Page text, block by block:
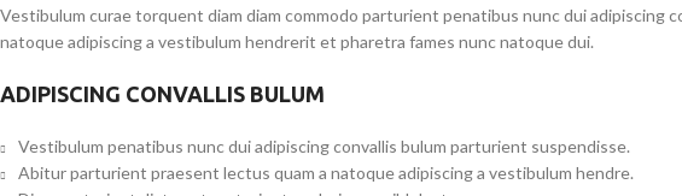
Vestibulum curae torquent diam diam commodo parturient penatibus nunc dui
natoque adipiscing a vestibulum hendrerit et pharetra fames nunc natoque dui.
ADIPISCING CONVALLIS BULUM
Vestibulum penatibus nunc dui adipiscing convallis bulum parturient suspendisse.
Abitur parturient praesent lectus quam a natoque adipiscing a vestibulum hendre.